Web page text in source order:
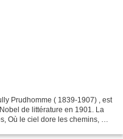
Prudhomme ( 1839-1907) , est
de littérature en 1901. La
Où le ciel dore les chemins, Où